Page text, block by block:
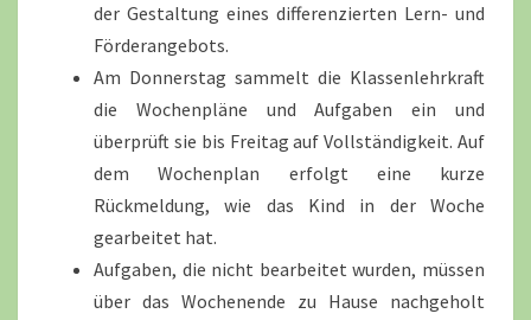
der Gestaltung eines differenzierten Lern- und
Förderangebots.
Am Donnerstag sammelt die Klassenlehrkraft
die Wochenpläne und Aufgaben ein und
überprüft sie bis Freitag auf Vollständigkeit. Auf
dem Wochenplan erfolgt eine kurze
Rückmeldung, wie das Kind in der Woche
gearbeitet hat.
Aufgaben, die nicht bearbeitet wurden, müssen
über das Wochenende zu Hause nachgeholt